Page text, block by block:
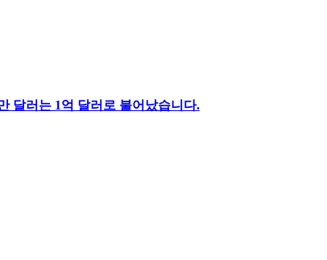
달러는 1억 달러로 불어났습니다.